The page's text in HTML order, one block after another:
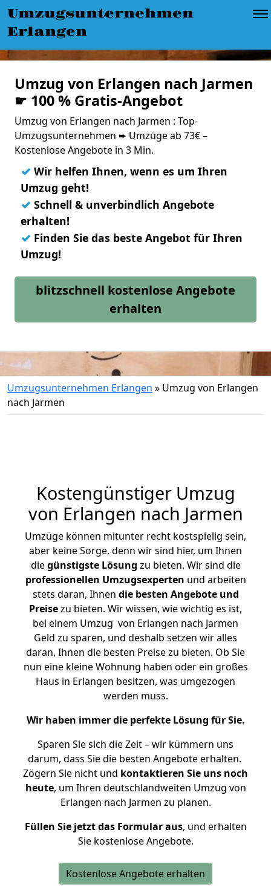
Umzugsunternehmen
Erlangen
Umzug von Erlangen nach Jarmen
☛ 100 % Gratis-Angebot
Umzug von Erlangen nach Jarmen : Top-
Umzugsunternehmen ➨ Umzüge ab 73€ –
Kostenlose Angebote in 3 Min.
✓ Wir helfen Ihnen, wenn es um Ihren
Umzug geht!
✓ Schnell & unverbindlich Angebote
erhalten!
✓ Finden Sie das beste Angebot für Ihren
Umzug!
blitzschnell kostenlose Angebote
erhalten
Umzugsunternehmen Erlangen » Umzug von Erlangen
nach Jarmen
Kostengünstiger Umzug
von Erlangen nach Jarmen
Umzüge können mitunter recht kostspielig sein,
aber keine Sorge, denn wir sind hier, um Ihnen
diegünstigste Lösung zu bieten. Wir sind die
professionellen Umzugsexperten und arbeiten
stets daran, Ihnen die besten Angebote und
Preisezu bieten. Wir wissen, wie wichtig es ist,
bei einem Umzug von Erlangen nach Jarmen
Geld zu sparen, und deshalb setzen wir alles
daran, Ihnen die besten Preise zu bieten. Ob Sie
nun eine kleine Wohnung haben oder ein großes
Haus in Erlangen besitzen, was umgezogen
werden muss.
Wir haben immer die perfekte Lösung für Sie.
Sparen Sie sich die Zeit – wir kümmern uns
darum, dass Sie die besten Angebote erhalten.
Zögern Sie nicht und kontaktieren Sie uns noch
heute, um Ihren deutschlandweiten Umzug von
Erlangen nach Jarmen zu planen.
Füllen Sie jetzt das Formular aus, und erhalten
Sie kostenlose Angebote.
Kostenlose Angebote erhalten